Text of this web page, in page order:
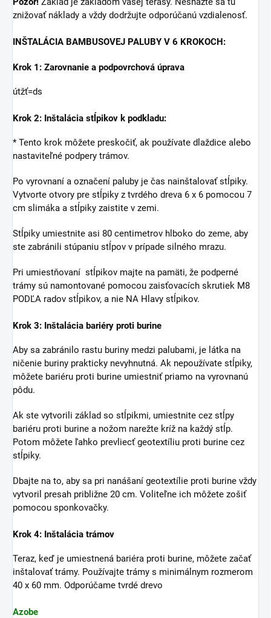
znižovať náklady a vždy dodržujte odporúčanú vzdialenosť.
INŠTALÁCIA BAMBUSOVEJ PALUBY V 6 KROKOCH:
Krok 1: Zarovnanie a podpovrchová úprava
útžť=ds
Krok 2: Inštalácia stĺpikov k podkladu:
* Tento krok môžete preskočiť, ak používate dlaždice alebo
nastaviteľné podpery trámov.
Po vyrovnaní a označení paluby je čas nainštalovať stĺpiky.
Vytvorte otvory pre stĺpiky z tvrdého dreva 6 x 6 pomocou 7
cm slimáka a stĺpiky zaistite v zemi.
Stĺpiky umiestnite asi 80 centimetrov hlboko do zeme, aby
ste zabránili stúpaniu stĺpov v prípade silného mrazu.
Pri umiestňovaní stĺpikov majte na pamäti, že podperné
trámy sú namontované pomocou zaisťovacích skrutiek M8
PODĽA radov stĺpikov, a nie NA Hlavy stĺpikov.
Krok 3: Inštalácia bariéry proti burine
Aby sa zabránilo rastu buriny medzi palubami, je látka na
ničenie buriny prakticky nevyhnutná. Ak nepoužívate stĺpiky,
môžete bariéru proti burine umiestniť priamo na vyrovnanú
pôdu.
Ak ste vytvorili základ so stĺpikmi, umiestnite cez stĺpy
bariéru proti burine a nožom narežte kríž na každý stĺp.
Potom môžete ľahko prevliecť geotextíliu proti burine cez
stĺpiky.
Dbajte na to, aby sa pri nanášaní geotextílie proti burine vždy
vytvoril presah približne 20 cm. Voliteľne ich môžete zošiť
pomocou sponkovačky.
Krok 4: Inštalácia trámov
Teraz, keď je umiestnená bariéra proti burine, môžete začať
inštalovať trámy. Používajte trámy s minimálnym rozmerom
40 x 60 mm. Odporúčame tvrdé drevo
Azobe